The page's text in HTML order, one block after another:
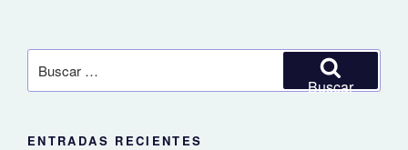
por:
Buscar
ENTRADAS RECIENTES